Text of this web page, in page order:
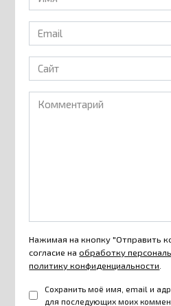
*
Email
*
Сайт
Комментарий
Нажимая на кнопку "Отправить
согласие наобработку
политику конфиденциальности.
Сохранить моё имя, email и
для последующих моих